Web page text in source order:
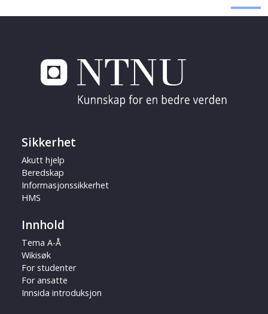
Sikkerhet
Akutt hjelp
Beredskap
Informasjonssikkerhet
HMS
Innhold
Tema A-Å
Wikisøk
For studenter
For ansatte
Innsida introduksjon